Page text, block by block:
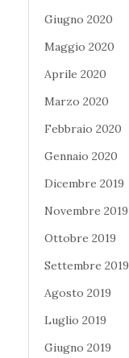
Giugno 2020
Maggio 2020
Aprile 2020
Marzo 2020
Febbraio 2020
Gennaio 2020
Dicembre 2019
Novembre 2019
Ottobre 2019
Settembre 2019
Agosto 2019
Luglio 2019
Giugno 2019